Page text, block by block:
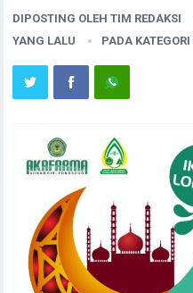
DIPOSTING OLEHTIM REDAKSI
YANG LALU
PADA KATEGORI